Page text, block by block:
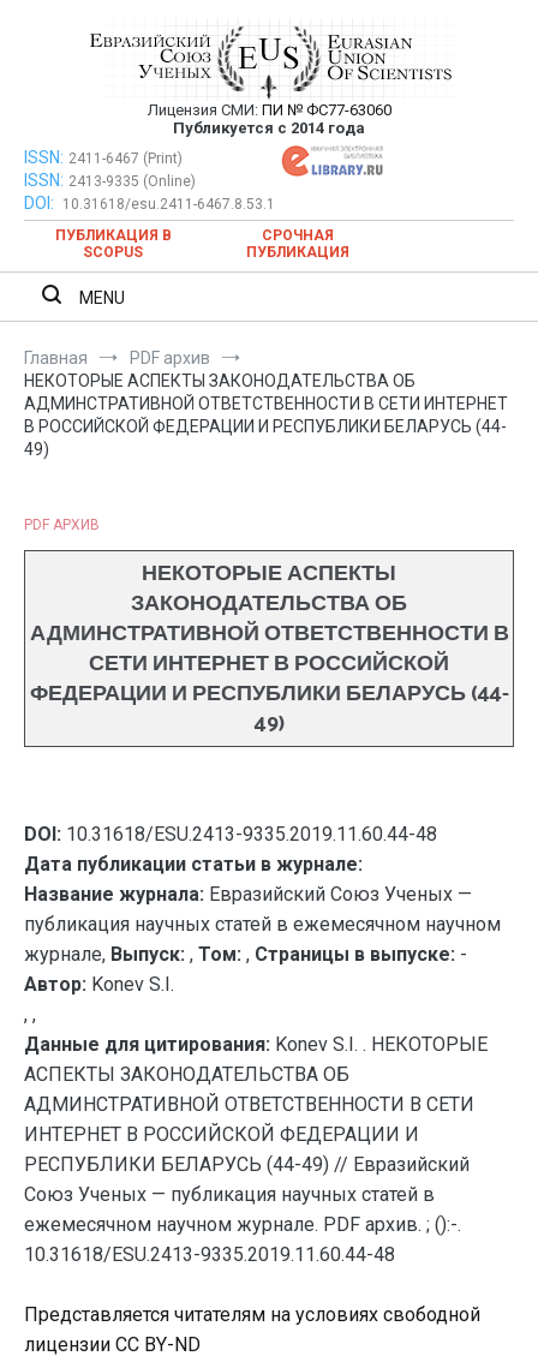
Евразийский Союз Ученых —
публикация научных статей в
ежемесячном научном журнале
Лицензия СМИ: ПИ № ФС77-63060
Публикуется с 2014 года
Евразийский Союз Ученых — публикация научных статей в
ежемесячном научном журнале
ISSN: 2411-6467 (Print)
ISSN: 2413-9335 (Online)
DOI:
10.31618/esu.2411-6467.8.53.1
ПУБЛИКАЦИЯ В
SCOPUS
СРОЧНАЯ
ПУБЛИКАЦИЯ
MENU
Главная
PDF архив
НЕКОТОРЫЕ АСПЕКТЫ ЗАКОНОДАТЕЛЬСТВА ОБ
АДМИНСТРАТИВНОЙ ОТВЕТСТВЕННОСТИ В СЕТИ ИНТЕРНЕТ
В РОССИЙСКОЙ ФЕДЕРАЦИИ И РЕСПУБЛИКИ БЕЛАРУСЬ (44-
49)
PDF АРХИВ
НЕКОТОРЫЕ АСПЕКТЫ
ЗАКОНОДАТЕЛЬСТВА ОБ
АДМИНСТРАТИВНОЙ ОТВЕТСТВЕННОСТИ В
СЕТИ ИНТЕРНЕТ В РОССИЙСКОЙ
ФЕДЕРАЦИИ И РЕСПУБЛИКИ БЕЛАРУСЬ (44-
49)
DOI: 10.31618/ESU.2413-9335.2019.11.60.44-48
Дата публикации статьи в журнале:
Название журнала: Евразийский Союз Ученых —
публикация научных статей в ежемесячном научном
журнале, Выпуск: , Том: , Страницы в выпуске: -
Автор: Konev S.I.
, ,
Данные для цитирования: Konev S.I. . НЕКОТОРЫЕ
АСПЕКТЫ ЗАКОНОДАТЕЛЬСТВА ОБ
АДМИНСТРАТИВНОЙ ОТВЕТСТВЕННОСТИ В СЕТИ
ИНТЕРНЕТ В РОССИЙСКОЙ ФЕДЕРАЦИИ И
РЕСПУБЛИКИ БЕЛАРУСЬ (44-49) // Евразийский
Союз Ученых — публикация научных статей в
ежемесячном научном журнале. PDF архив. ; ():-.
10.31618/ESU.2413-9335.2019.11.60.44-48
Представляется читателям на условиях свободной
лицензии CC BY-ND